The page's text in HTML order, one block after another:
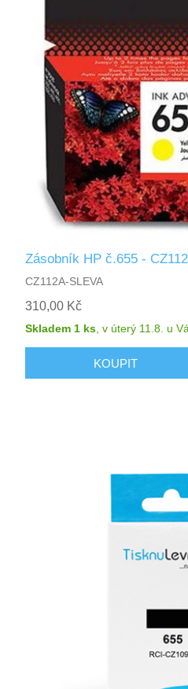
Zásobník HP č.655 -
CZ112A-SLEVA
310,00 Kč
Skladem 1 ks ,v úterý 11.8. u